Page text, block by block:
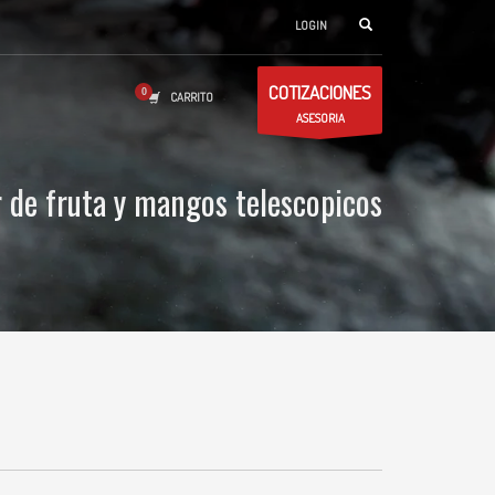
LOGIN
CARRITO COTIZACIONES
ASESORIA
fruta y mangos telescopicos